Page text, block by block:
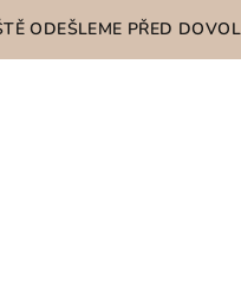
ODEŠLEME PŘED